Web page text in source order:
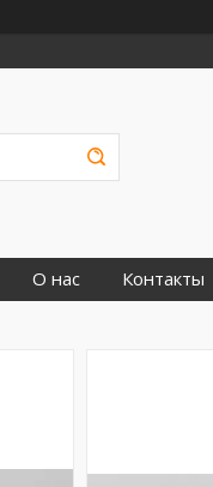
О нас Контакты